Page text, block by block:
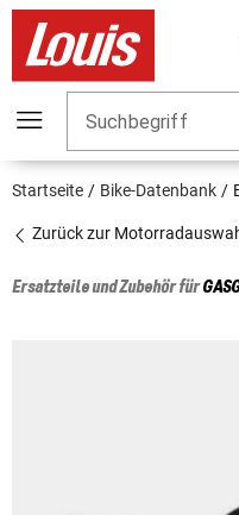
Suchbegriff
Startseite Bike-Datenbank
Zurück zur
Ersatzteile und Zubehör für